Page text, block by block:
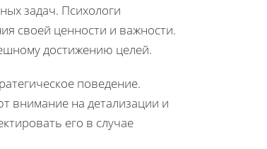
задач. Психологи
своей ценности и важности.
достижению целей.
поведение.
внимание на детализации и
его в случае